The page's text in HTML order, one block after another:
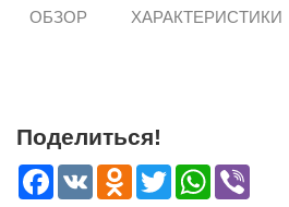
ОБЗОР ХАРАКТЕРИСТИКИ
Поделиться!
Facebook
VK Odnoklassniki
TwitterWhatsApp